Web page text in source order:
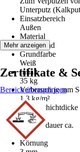
Unterputz
Einsatzbereich
Außen
Material
Kalk, Sand
Grundfarbe
Weiß
Inhalt
35 kg
Verbrauch je mm
1,3 kg/m²
Max. Schichtdicke
20 mm
Trockendauer ca.
480 h
Körnung
Mehr anzeigen
Zertifikate &
Bereich überspringen